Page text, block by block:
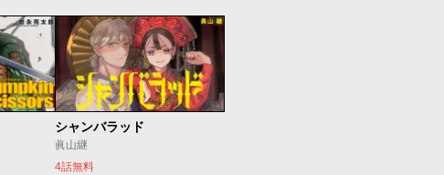
シャンバラッド
眞山継
4話無料